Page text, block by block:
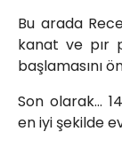
Bu arada
kanat ve pır
başlamasını
Son olarak…
en iyi şekilde